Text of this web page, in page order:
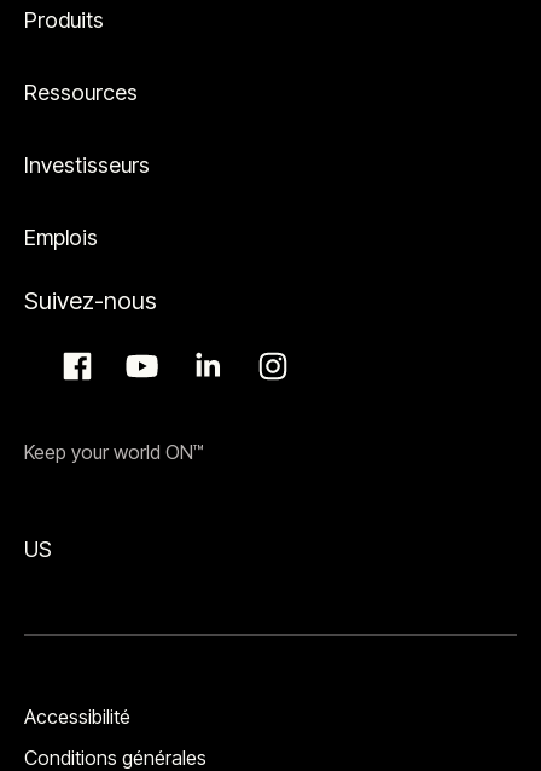
Produits
Ressources
Investisseurs
Emplois
Suivez-nous
Keep your world ON™
US
Accessibilité
Conditions générales